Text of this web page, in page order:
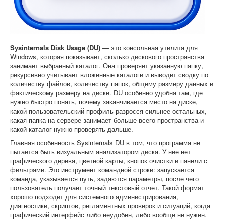
Sysinternals Disk Usage (DU) — это консольная утилита для
Windows, которая показывает, сколько дискового пространства
занимает выбранный каталог. Она проверяет указанную папку,
рекурсивно учитывает вложенные каталоги и выводит сводку по
количеству файлов, количеству папок, общему размеру данных и
фактическому размеру на диске. DU особенно удобна там, где
нужно быстро понять, почему заканчивается место на диске,
какой пользовательский профиль разросся сильнее остальных,
какая папка на сервере занимает больше всего пространства и
какой каталог нужно проверять дальше.
Главная особенность Sysinternals DU в том, что программа не
пытается быть визуальным анализатором диска. У нее нет
графического дерева, цветной карты, кнопок очистки и панели с
фильтрами. Это инструмент командной строки: запускается
команда, указывается путь, задаются параметры, после чего
пользователь получает точный текстовый отчет. Такой формат
хорошо подходит для системного администрирования,
диагностики, скриптов, регламентных проверок и ситуаций, когда
графический интерфейс либо неудобен, либо вообще не нужен.